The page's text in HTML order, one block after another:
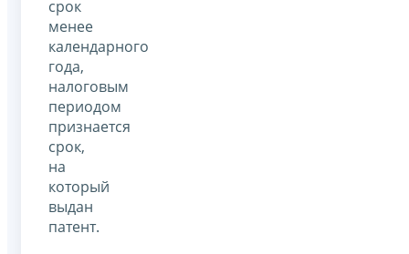
срок
менее
календарного
года,
налоговым
периодом
признается
срок,
на
который
выдан
патент.